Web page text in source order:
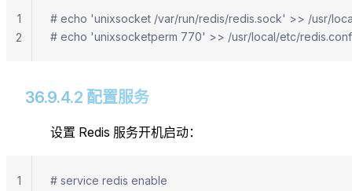
# echo 'unixsocket /var/run/redis/redis.sock' >> /usr/
# echo 'unixsocketperm 770' >> /usr/local/etc/redis.conf
1
2
36.9.4.2 配置服务
设置 Redis 服务开机启动：
# service redis enable
1